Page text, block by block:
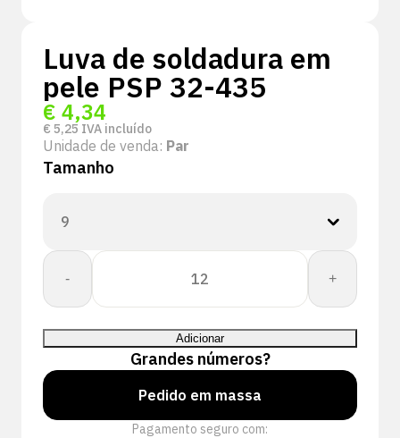
Luva de soldadura em
pele PSP 32-435
€ 4,34
€ 5,25 IVA incluído
Unidade de venda: Par
Tamanho
-
Quantidade
PSP
435
Leren
Lashandschoen
+
Adicionar
Grandes números?
Pedido em massa
Pagamento seguro com: